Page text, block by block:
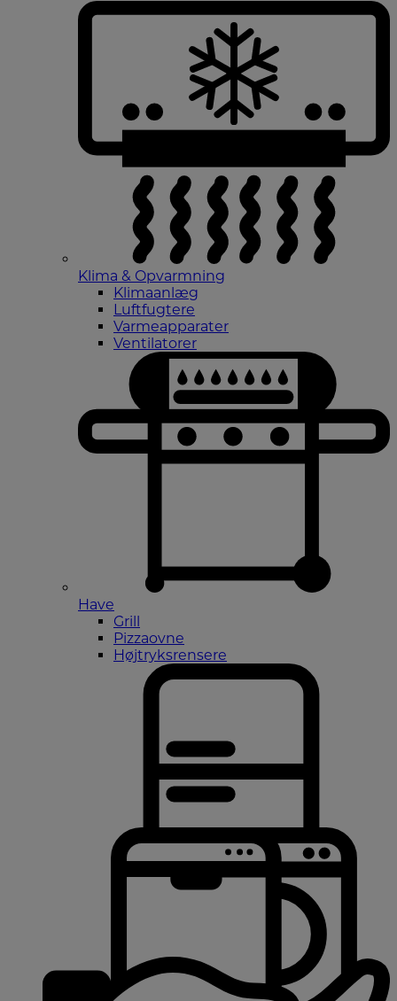
Klima & Opvarmning
Klimaanlæg
Luftfugtere
Varmeapparater
Ventilatorer
Have
Grill
Pizzaovne
Højtryksrensere